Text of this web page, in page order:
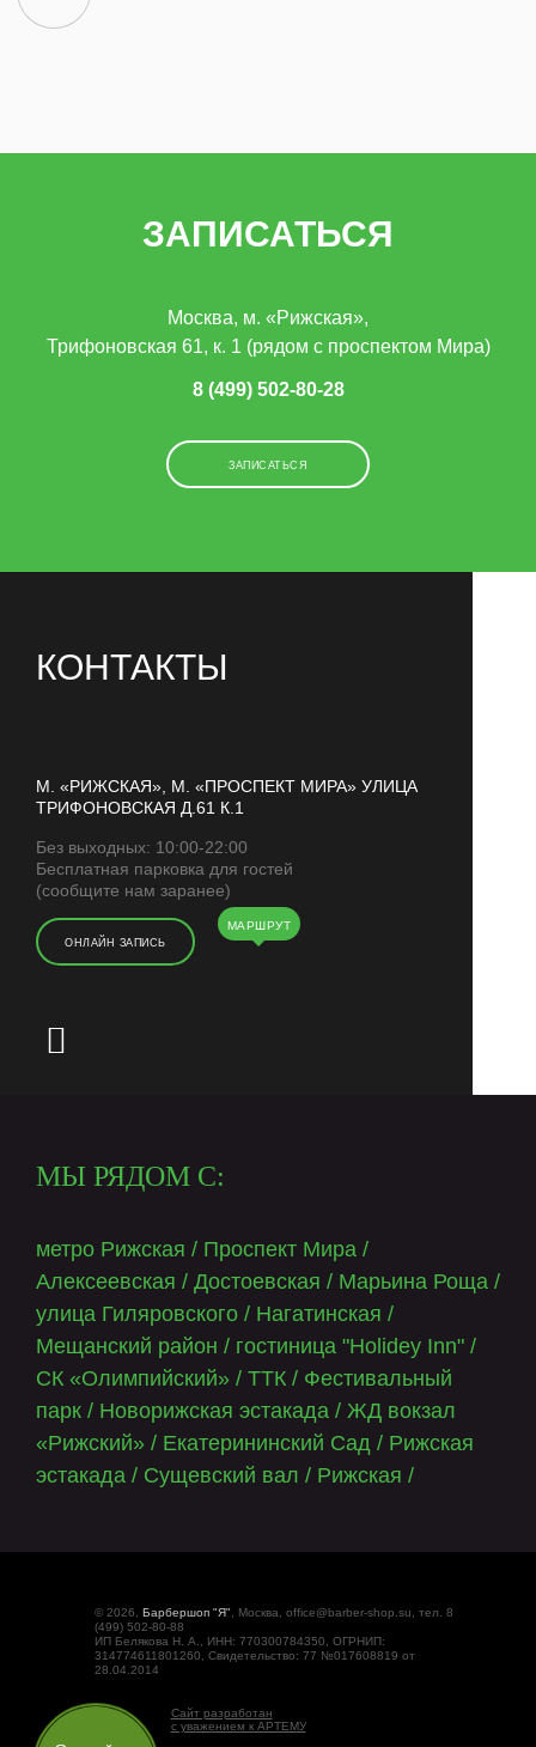
ЗАПИСАТЬСЯ
Москва, м. «Рижская»,
Трифоновская 61, к. 1 (рядом с проспектом Мира)
8 (499) 502-80-28
ЗАПИСАТЬСЯ
КОНТАКТЫ
М. «РИЖСКАЯ», М. «ПРОСПЕКТ МИРА» УЛИЦА
ТРИФОНОВСКАЯ Д.61 К.1
Без выходных: 10:00-22:00
Бесплатная парковка для гостей
(сообщите нам заранее)
ОНЛАЙН ЗАПИСЬ
МАРШРУТ
МЫ РЯДОМ С:
метро Рижская / Проспект Мира /
Алексеевская / Достоевская / Марьина Роща /
улица Гиляровского / Нагатинская /
Мещанский район / гостиница "Holidey Inn" /
СК «Олимпийский» / ТТК / Фестивальный
парк / Новорижская эстакада / ЖД вокзал
«Рижский» / Екатерининский Сад / Рижская
эстакада / Сущевский вал / Рижская /
© 2026, Барбершоп "Я" , Москва, office@barber-shop.su, тел. 8
(499) 502-80-88
ИП Белякова Н. А., ИНН: 770300784350, ОГРНИП:
314774611801260, Свидетельство: 77 №017608819 от
28.04.2014
Сайт разработан
с уважением к АРТЕМУ